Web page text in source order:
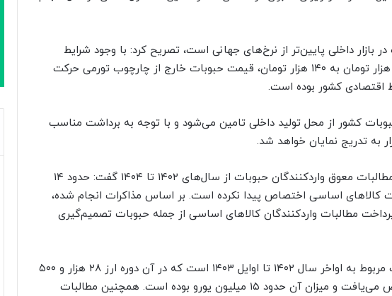
بازار داخلی پایین‌تر از نرخ‌های جهانی است، تصریح کرد: با وجود شرایط
جنگی و افزایش نرخ ارز از حدود ۷۰ هزار تومان به ۱۴۰ هزار تومان، قیمت حبوبات خارج از چارچوب تورمی حرکت
اقتصادی کشور بوده است.
۷۰ درصد بازار حبوبات کشور از محل تولید داخلی تامین می‌شود و با توجه به برداشت مناسب
به تدریج نمایان خواهد شد.
رئیس انجمن حبوبات کشور درباره مطالبات معوق واردکنندگان حبوبات از سال‌های ۱۴۰۲ تا ۱۴۰۴ گفت: حدود ۱۴
کالاهای اساسی اختصاص پیدا نکرده است. بر اساس مذاکرات انجام شده،
مطالبات واردکنندگان کالاهای اساسی از جمله حبوبات تصمیم‌گیری
لپه‌چی افزود: بخشی از این مطالبات مربوط به اواخر سال ۱۴۰۲ تا اوایل ۱۴۰۳ است که در آن دوره ارز ۲۸ هزار و ۵۰۰
تومانی برای واردات حبوبات اختصاص می‌یافت و میزان آن حدود ۱۵ میلیون یورو بوده است. همچنین مطالبات